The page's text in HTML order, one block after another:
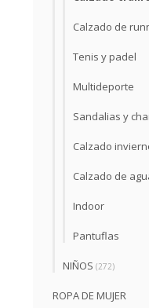
Calzado de
Tenis y padel
Multideporte
Sandalias y
Calzado
Calzado de
Indoor
Pantuflas
NIÑOS (272)
ROPA DE MUJER